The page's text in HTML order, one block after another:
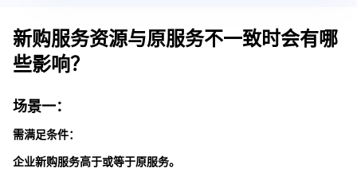
新购服务资源与原服务不一致时会有哪
些影响？
场景一：
需满足条件：
企业新购服务高于或等于原服务。